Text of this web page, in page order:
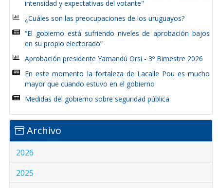
intensidad y expectativas del votante"
¿Cuáles son las preocupaciones de los uruguayos?
“El gobierno está sufriendo niveles de aprobación bajos
en su propio electorado”
Aprobación presidente Yamandú Orsi - 3º Bimestre 2026
En este momento la fortaleza de Lacalle Pou es mucho
mayor que cuando estuvo en el gobierno
Medidas del gobierno sobre seguridad pública
Archivo
2026
2025